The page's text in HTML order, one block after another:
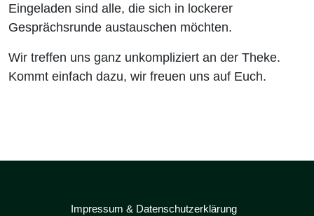
Eingeladen sind alle, die sich in lockerer
Gesprächsrunde austauschen möchten.
Wir treffen uns ganz unkompliziert an der Theke.
Kommt einfach dazu, wir freuen uns auf Euch.
Impressum & Datenschutzerklärung